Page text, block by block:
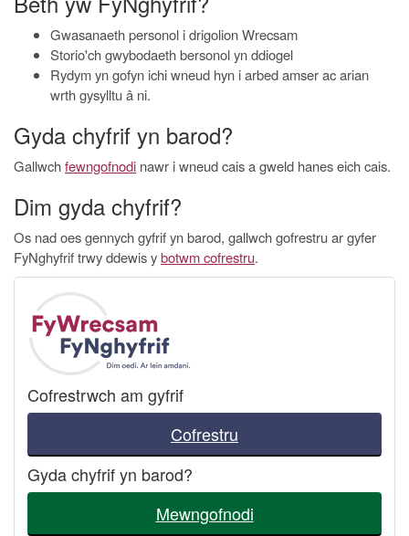
Gwasanaeth personol i drigolion Wrecsam
Storio'ch gwybodaeth bersonol yn ddiogel
Rydym yn gofyn ichi wneud hyn i arbed amser ac arian
wrth gysylltu â ni.
Gyda chyfrif yn barod?
Gallwchfewngofnodi nawr i wneud cais a gweld hanes eich cais.
Dim gyda chyfrif?
Os nad oes gennych gyfrif yn barod, gallwch gofrestru ar gyfer
FyNghyfrif trwy ddewis ybotwm cofrestru.
Cofrestrwch am gyfrif
Cofrestru
Gyda chyfrif yn barod?
Mewngofnodi